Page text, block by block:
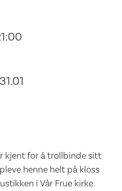
kjent for å trollbinde sitt
henne helt på kloss
i Vår Frue kirke.